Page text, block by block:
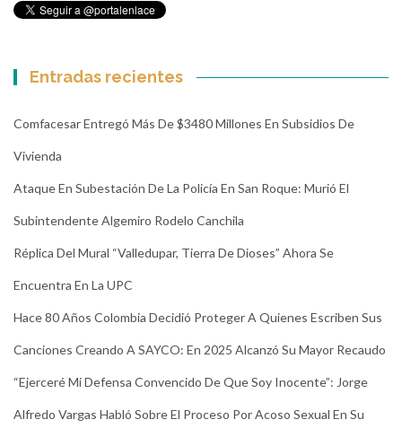
Entradas recientes
Comfacesar Entregó Más De $3480 Millones En Subsidios De
Vivienda
Ataque En Subestación De La Policía En San Roque: Murió El
Subintendente Algemiro Rodelo Canchila
Réplica Del Mural “Valledupar, Tierra De Dioses” Ahora Se
Encuentra En La UPC
Hace 80 Años Colombia Decidió Proteger A Quienes Escriben Sus
Canciones Creando A SAYCO: En 2025 Alcanzó Su Mayor Recaudo
“Ejerceré Mi Defensa Convencido De Que Soy Inocente”: Jorge
Alfredo Vargas Habló Sobre El Proceso Por Acoso Sexual En Su